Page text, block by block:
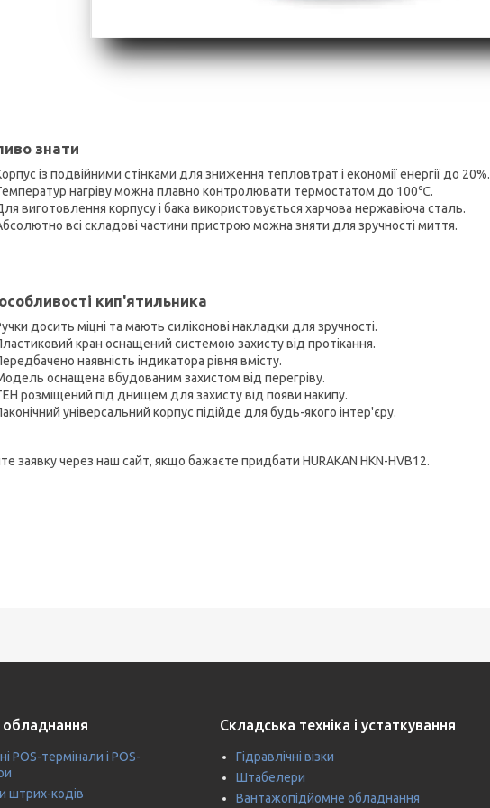
знати
із подвійними стінками для зниження тепловтрат і економії енергії до 20%.
нагріву можна плавно контролювати термостатом до 100℃.
виготовлення корпусу і бака використовується харчова нержавіюча сталь.
всі складові частини пристрою можна зняти для зручності миття.
кип'ятильника
досить міцні та мають силіконові накладки для зручності.
кран оснащений системою захисту від протікання.
наявність індикатора рівня вмісту.
оснащена вбудованим захистом від перегріву.
розміщений під днищем для захисту від появи накипу.
універсальний корпус підійде для будь-якого інтер'єру.
заявку через наш сайт, якщо бажаєте придбати HURAKAN HKN-HVB12.
обладнання
POS-термінали і POS-
штрих-кодів
Складська техніка і устаткування
Гідравлічні візки
Штабелери
Вантажопідйомне обладнання